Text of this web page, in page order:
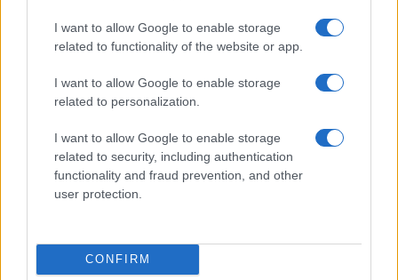
I want to allow Google to enable storage
related to functionality of the website or app.
I want to allow Google to enable storage
related to personalization.
I want to allow Google to enable storage
related to security, including authentication
functionality and fraud prevention, and other
user protection.
CONFIRM
e movimenti si spaccheranno (cinquestelle e
forzisti in primis), per poi ricomporsi fra favorevoli
o contrari al Partito della Nazione.
Alla fine di questo giochino,resta un unico
problema: a chi andranno i voti di quei buzzurri